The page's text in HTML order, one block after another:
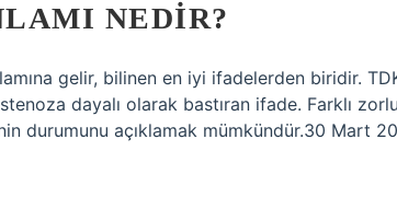
NEDIR?
gelir, bilinen en iyi ifadelerden biridir.
dayalı olarak bastıran ifade. Farklı
durumunu açıklamak mümkündür.30 Mart